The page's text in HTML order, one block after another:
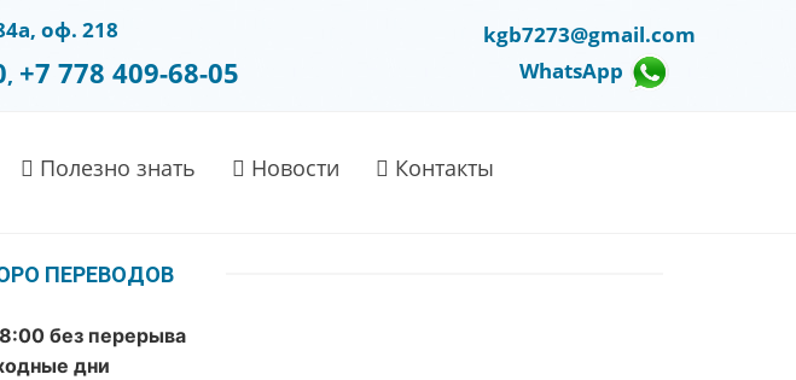
оф. 218
, +7 778 409-68-05
kgb7273@gmail.com
WhatsApp
Полезно знать Новости Контакты
ПЕРЕВОДОВ
без перерыва
дни